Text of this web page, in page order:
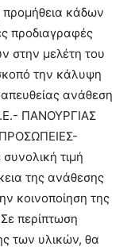
κάδων
προδιαγραφές
στην μελέτη του
την κάλυψη
ανάθεση
ΠΑΝΟΥΡΓΙΑΣ
τιμή
της ανάθεσης
κοινοποίηση της
περίπτωση
των υλικών, θα